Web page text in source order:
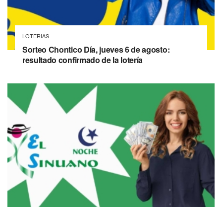
LOTERIAS
Sorteo Chontico Día, jueves 6 de agosto:
resultado confirmado de la lotería